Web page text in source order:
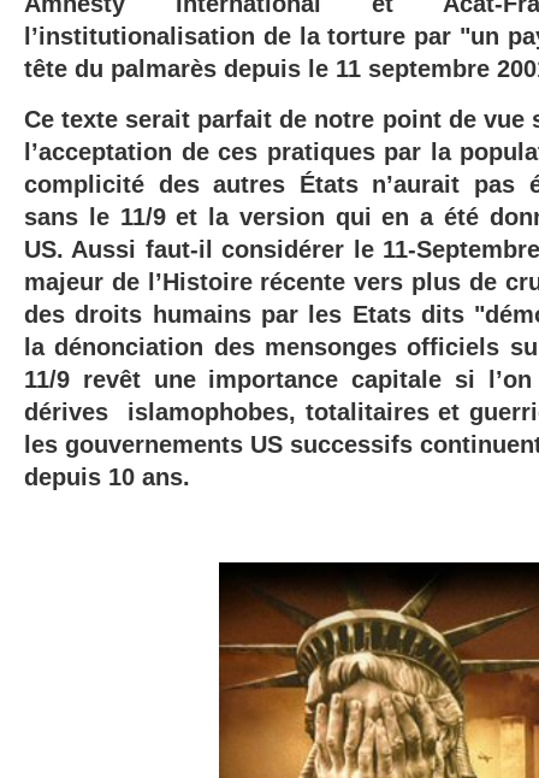
l’institutionalisation de la torture par "un
tête du palmarès depuis le 11 septembre
Ce texte serait parfait de notre point de vue
l’acceptation de ces pratiques par la
complicité des autres États n’aurait pas
sans le 11/9 et la version qui en a été
US. Aussi faut-il considérer le 11-
majeur de l’Histoire récente vers plus de
des droits humains par les Etats dits
la dénonciation des mensonges officiels
11/9 revêt une importance capitale si
dérives islamophobes, totalitaires et
les gouvernements US successifs
depuis 10 ans.